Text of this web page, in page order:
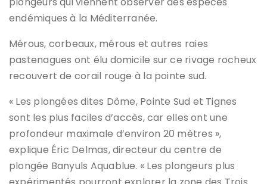
endémiques à la Méditerranée.
Mérous, corbeaux, mérous et autres raies
pastenagues ont élu domicile sur ce rivage rocheux
recouvert de corail rouge à la pointe sud.
« Les plongées dites Dôme, Pointe Sud et Tignes
sont les plus faciles d’accès, car elles ont une
profondeur maximale d’environ 20 mètres »,
explique Éric Delmas, directeur du centre de
plongée Banyuls Aquablue. « Les plongeurs plus